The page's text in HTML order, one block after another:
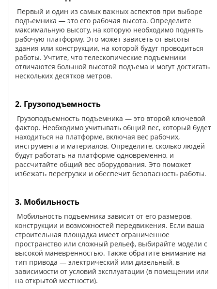
Первый и один из самых важных аспектов при выборе
подъемника — это его рабочая высота. Определите
максимальную высоту, на которую необходимо поднять
рабочую платформу. Это может зависеть от высоты
здания или конструкции, на которой будут проводиться
работы. Учтите, что телескопические подъемники
отличаются большой высотой подъема и могут достигать
нескольких десятков метров.
2. Грузоподъемность
Грузоподъемность подъемника — это второй ключевой
фактор. Необходимо учитывать общий вес, который будет
находиться на платформе, включая вес рабочих,
инструмента и материалов. Определите, сколько людей
будут работать на платформе одновременно, и
рассчитайте общий вес оборудования. Это поможет
избежать перегрузки и обеспечит безопасность работы.
3. Мобильность
Мобильность подъемника зависит от его размеров,
конструкции и возможностей передвижения. Если ваша
строительная площадка имеет ограниченное
пространство или сложный рельеф, выбирайте модели с
высокой маневренностью. Также обратите внимание на
тип привода — электрический или дизельный, в
зависимости от условий эксплуатации (в помещении или
на открытой местности).